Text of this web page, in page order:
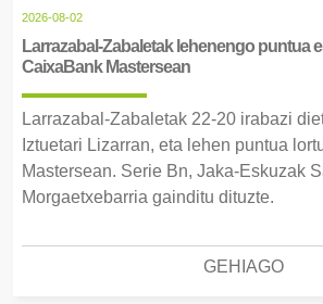
2026-08-02
Larrazabal-Zabaletak lehenengo puntua
CaixaBank Mastersean
Larrazabal-Zabaletak 22-20 irabazi
Iztuetari Lizarran, eta lehen puntua
Mastersean. Serie Bn, Jaka-Eskuzak
Morgaetxebarria gainditu dituzte.
GEHIAGO